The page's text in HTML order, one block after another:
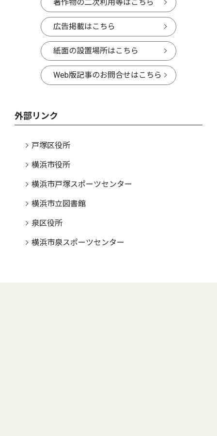
著作物の二次利用等はこちら
広告掲載はこちら
紙面の設置場所はこちら
Web版記事のお問合せはこちら
外部リンク
戸塚区役所
横浜市役所
横浜市戸塚スポーツセンター
横浜市立図書館
泉区役所
横浜市泉スポーツセンター